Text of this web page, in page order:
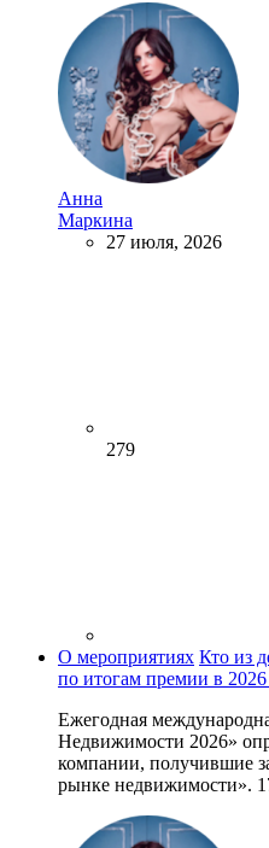
Анна
Маркина
27 июля, 2026
279
О мероприятиях Кто из
по итогам премии в 2026
Ежегодная
Недвижимости 2026»
компании, получившие
рынке недвижимости».